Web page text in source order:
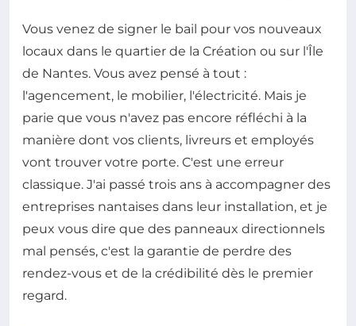
Vous venez de signer le bail pour vos nouveaux
locaux dans le quartier de la Création ou sur l'Île
de Nantes. Vous avez pensé à tout :
l'agencement, le mobilier, l'électricité. Mais je
parie que vous n'avez pas encore réfléchi à la
manière dont vos clients, livreurs et employés
vont trouver votre porte. C'est une erreur
classique. J'ai passé trois ans à accompagner des
entreprises nantaises dans leur installation, et je
peux vous dire que des panneaux directionnels
mal pensés, c'est la garantie de perdre des
rendez-vous et de la crédibilité dès le premier
regard.